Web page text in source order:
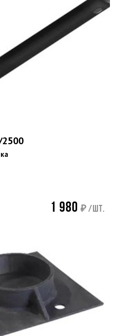
2500
1 980 ₽ /шт.